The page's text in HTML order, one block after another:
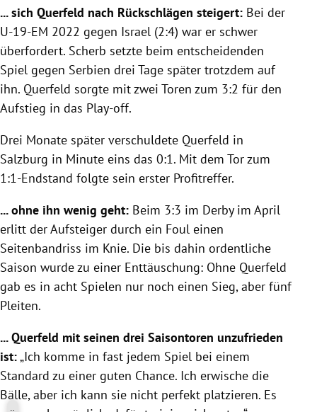
... sich Querfeld nach Rückschlägen steigert: Bei der
U-19-EM 2022 gegen Israel (2:4) war er schwer
überfordert. Scherb setzte beim entscheidenden
Spiel gegen Serbien drei Tage später trotzdem auf
ihn. Querfeld sorgte mit zwei Toren zum 3:2 für den
Aufstieg in das Play-off.
Drei Monate später verschuldete Querfeld in
Salzburg in Minute eins das 0:1. Mit dem Tor zum
1:1-Endstand folgte sein erster Profitreffer.
... ohne ihn wenig geht: Beim 3:3 im Derby im April
erlitt der Aufsteiger durch ein Foul einen
Seitenbandriss im Knie. Die bis dahin ordentliche
Saison wurde zu einer Enttäuschung: Ohne Querfeld
gab es in acht Spielen nur noch einen Sieg, aber fünf
Pleiten.
... Querfeld mit seinen drei Saisontoren unzufrieden
ist:„Ich komme in fast jedem Spiel bei einem
Standard zu einer guten Chance. Ich erwische die
Bälle, aber ich kann sie nicht perfekt platzieren. Es